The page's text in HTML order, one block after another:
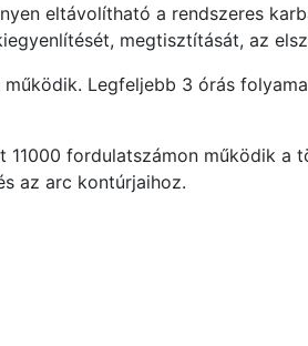
eltávolítható a rendszeres
megtisztítását, az
Legfeljebb 3 órás
fordulatszámon működik a
az arc kontúrjaihoz.